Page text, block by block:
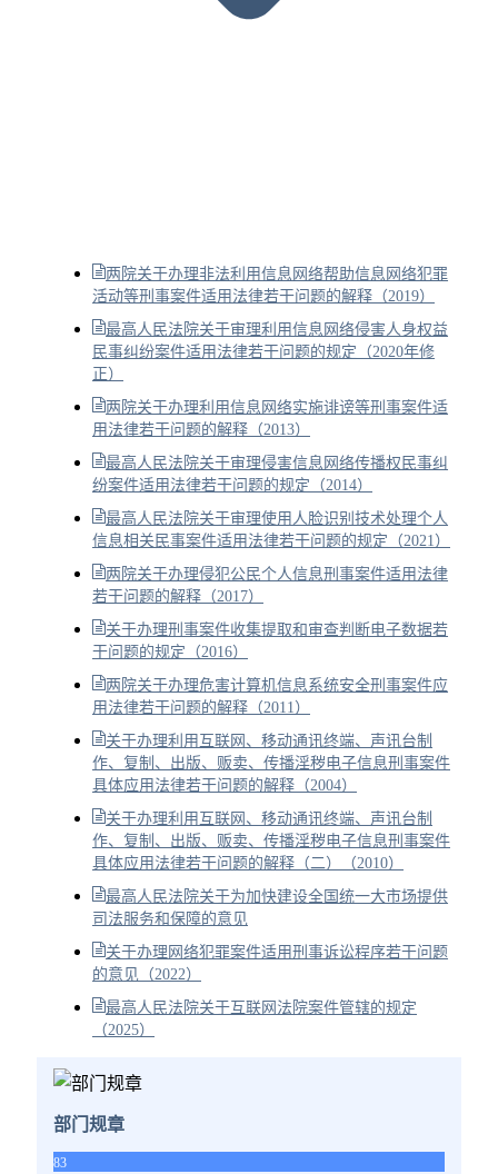
两院关于办理非法利用信息网络帮助信息网络犯罪
活动等刑事案件适用法律若干问题的解释（2019）
最高人民法院关于审理利用信息网络侵害人身权益
民事纠纷案件适用法律若干问题的规定（2020年修
正）
两院关于办理利用信息网络实施诽谤等刑事案件适
用法律若干问题的解释（2013）
最高人民法院关于审理侵害信息网络传播权民事纠
纷案件适用法律若干问题的规定（2014）
最高人民法院关于审理使用人脸识别技术处理个人
信息相关民事案件适用法律若干问题的规定（2021）
两院关于办理侵犯公民个人信息刑事案件适用法律
若干问题的解释（2017）
关于办理刑事案件收集提取和审查判断电子数据若
干问题的规定（2016）
两院关于办理危害计算机信息系统安全刑事案件应
用法律若干问题的解释（2011）
关于办理利用互联网、移动通讯终端、声讯台制
作、复制、出版、贩卖、传播淫秽电子信息刑事案件
具体应用法律若干问题的解释（2004）
关于办理利用互联网、移动通讯终端、声讯台制
作、复制、出版、贩卖、传播淫秽电子信息刑事案件
具体应用法律若干问题的解释（二）（2010）
最高人民法院关于为加快建设全国统一大市场提供
司法服务和保障的意见
关于办理网络犯罪案件适用刑事诉讼程序若干问题
的意见（2022）
最高人民法院关于互联网法院案件管辖的规定
（2025）
部门规章
83